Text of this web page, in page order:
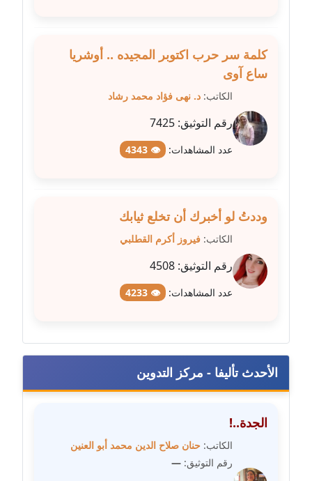
مدونة صفية الجيار
مدونة طارق المسيري
عاملة
مدونة طه ابوزيد
مدونة طه عبد الوهاب
مدونة عبد الحميد ابراهيم
مدونة عبد الرحمن محمد
كلمة سر حرب اكتوبر المجيده .. أوشريا
ساع آوى
الكاتب: د. نهى فؤاد محمد رشاد
رقم التوثيق: 7425
عدد المشاهدات: 👁 4343
وددتُ لو أخبرك أن تخلع ثيابك
الكاتب: فيروز أكرم القطلبي
رقم التوثيق: 4508
عدد المشاهدات: 👁 4233
الأحدث تأليفا - مركز التدوين
الجدة..!
الكاتب: حنان صلاح الدين محمد أبو العنين
رقم التوثيق: —